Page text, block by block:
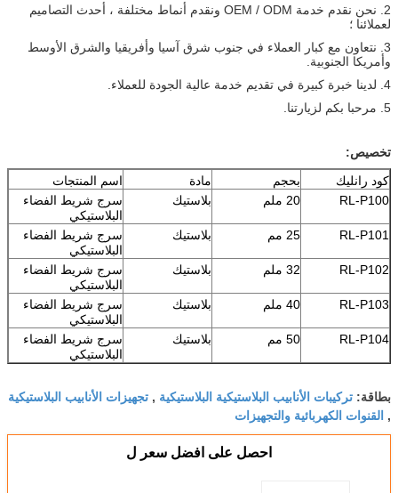
2. نحن نقدم خدمة OEM / ODM ونقدم أنماط مختلفة ، أحدث التصاميم
لعملائنا ؛
3. نتعاون مع كبار العملاء في جنوب شرق آسيا وأفريقيا والشرق الأوسط
وأمريكا الجنوبية.
4. لدينا خبرة كبيرة في تقديم خدمة عالية الجودة للعملاء.
5. مرحبا بكم لزيارتنا.
تخصيص:
كود رانليك
بحجم مادة
اسم المنتجات
RL-P100
20 ملم بلاستيك
سرج شريط الفضاء
البلاستيكي
RL-P101
25 مم بلاستيك
سرج شريط الفضاء
البلاستيكي
RL-P102
32 ملم بلاستيك
سرج شريط الفضاء
البلاستيكي
RL-P103
40 ملم بلاستيك
سرج شريط الفضاء
البلاستيكي
RL-P104
50 مم بلاستيك
سرج شريط الفضاء
البلاستيكي
بطاقة: تركيبات الأنابيب البلاستيكية البلاستيكية , تجهيزات الأنابيب البلاستيكية
, القنوات الكهربائية والتجهيزات
احصل على افضل سعر ل